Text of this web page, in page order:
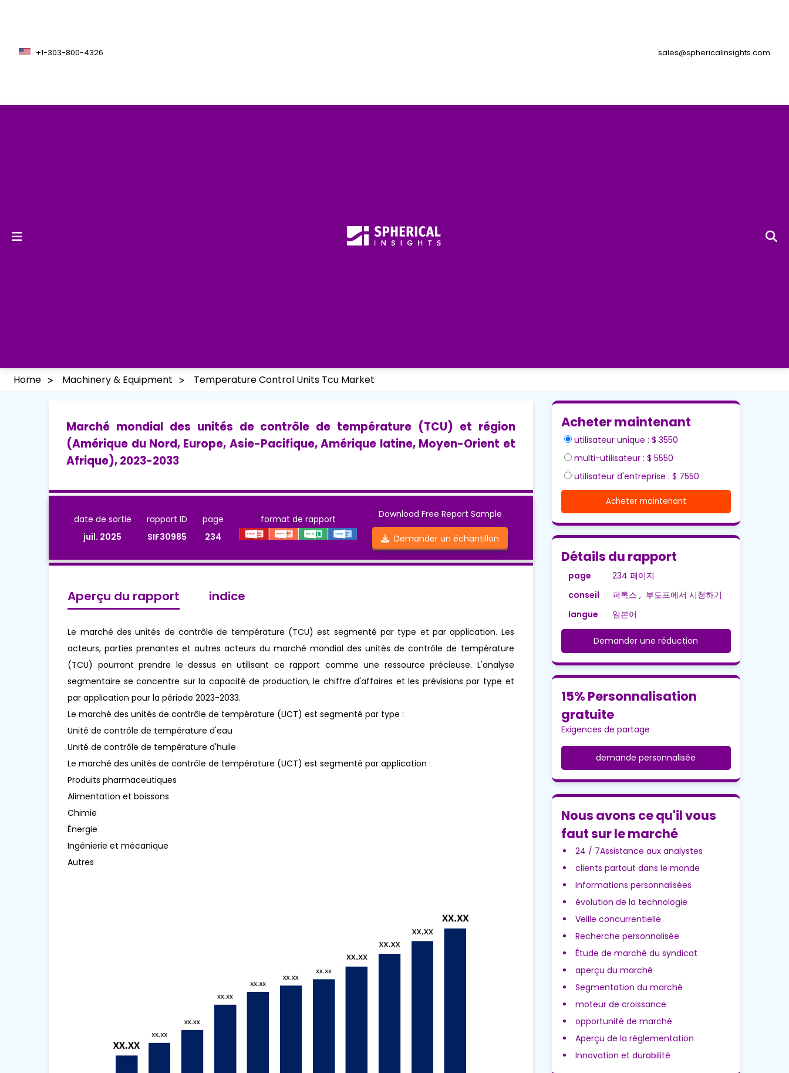
+1-303-800-4326 sales@sphericalinsights.com
Home Machinery & Equipment Temperature Control Units Tcu Market
Marché mondial des unités de contrôle de température (TCU) et région
(Amérique du Nord, Europe, Asie-Pacifique, Amérique latine, Moyen-Orient et
Afrique), 2023-2033
date de sortie
juil. 2025
rapport ID
SIF30985
page
234
format de rapport Download Free Report Sample
Demander un échantillon
Aperçu du rapport indice
Le marché des unités de contrôle de température (TCU) est segmenté par type et par application. Les
acteurs, parties prenantes et autres acteurs du marché mondial des unités de contrôle de température
(TCU) pourront prendre le dessus en utilisant ce rapport comme une ressource précieuse. L'analyse
segmentaire se concentre sur la capacité de production, le chiffre d'affaires et les prévisions par type et
par application pour la période 2023-2033.
Le marché des unités de contrôle de température (UCT) est segmenté par type :
Unité de contrôle de température d'eau
Unité de contrôle de température d'huile
Le marché des unités de contrôle de température (UCT) est segmenté par application :
Produits pharmaceutiques
Alimentation et boissons
Chimie
Énergie
Ingénierie et mécanique
Autres
Acheter maintenant
utilisateur unique : $ 3550
multi-utilisateur : $ 5550
utilisateur d'entreprise : $ 7550
Acheter maintenant
Détails du rapport
page
234 페이지
conseil
퍼톡스 , 부도프에서 시청하기
langue
일본어
Demander une réduction
15% Personnalisation
gratuite
Exigences de partage
demande personnalisée
Nous avons ce qu'il vous
faut sur le marché
24 / 7Assistance aux analystes
clients partout dans le monde
Informations personnalisées
évolution de la technologie
Veille concurrentielle
Recherche personnalisée
Étude de marché du syndicat
aperçu du marché
Segmentation du marché
moteur de croissance
opportunité de marché
Aperçu de la réglementation
Innovation et durabilité